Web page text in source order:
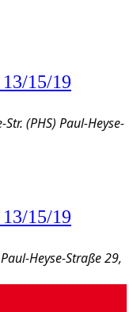
15/19
(PHS) Paul-Heyse-
15/19
Paul-Heyse-Straße 29,